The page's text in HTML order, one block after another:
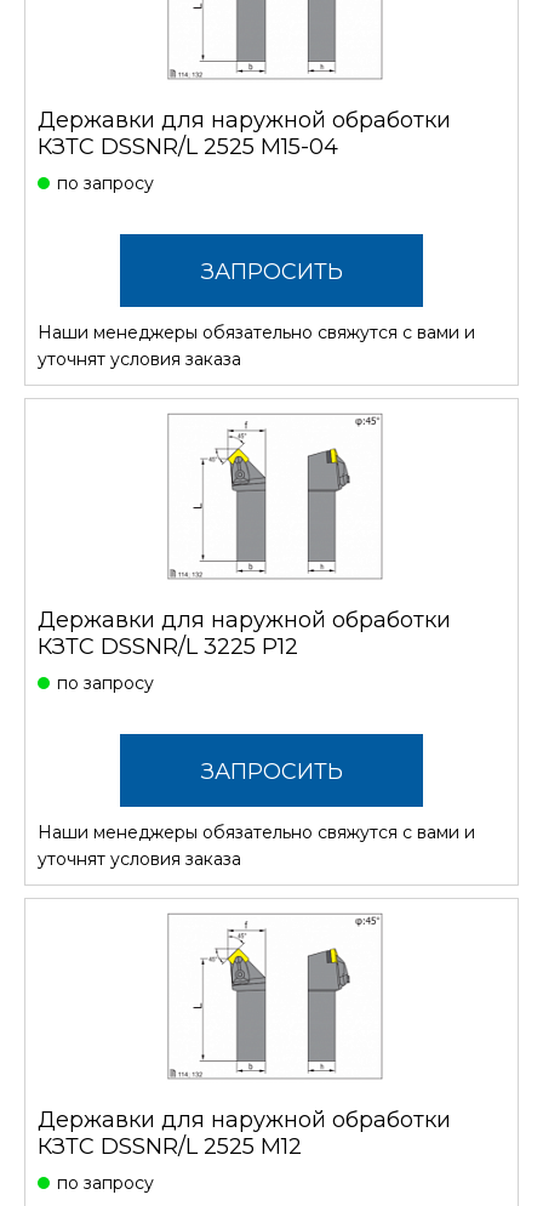
Державки для наружной обработки
КЗТС DSSNR/L 2525 M15-04
по запросу
ЗАПРОСИТЬ
СТОИМОСТЬ
Наши менеджеры обязательно свяжутся с вами и
уточнят условия заказа
Державки для наружной обработки
КЗТС DSSNR/L 3225 P12
по запросу
ЗАПРОСИТЬ
СТОИМОСТЬ
Наши менеджеры обязательно свяжутся с вами и
уточнят условия заказа
Державки для наружной обработки
КЗТС DSSNR/L 2525 M12
по запросу